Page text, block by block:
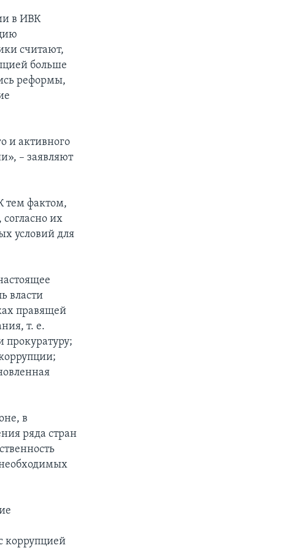
в ИВК
считают,
больше
реформы,
и активного
– заявляют
тем фактом,
их
условий для
власти
правящей
т. е.
прокуратуру;
в
ряда стран
необходимых
коррупцией